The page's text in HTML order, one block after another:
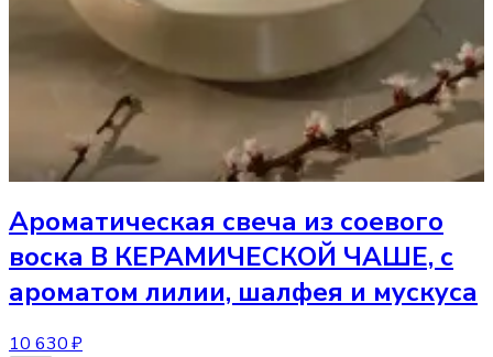
Ароматическая свеча из соевого
воска В КЕРАМИЧЕСКОЙ ЧАШЕ, с
ароматом лилии, шалфея и мускуса
10 630 ₽